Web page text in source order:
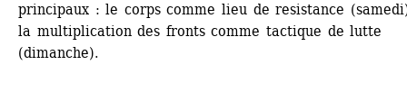
principaux : le corps comme lieu de resistance
la multiplication des fronts comme tactique de lutte
(dimanche).